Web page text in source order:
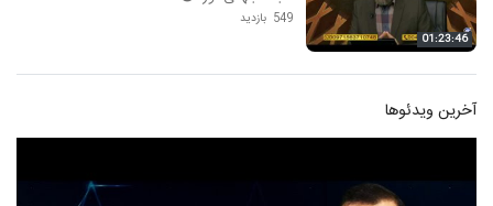
01:23:46
549 بازدید
آخرین ویدئوها